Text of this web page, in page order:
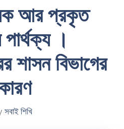
আর প্রকৃত
।
শাসন বিভাগের
সবাই শিখি